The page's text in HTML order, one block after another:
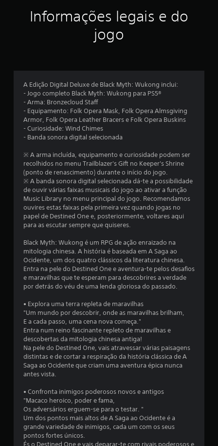
a
.
1
s
t
r
e
s
(
e
m
m
Informações legais e do
jogo
A Edição Digital Deluxe de Black Myth: Wukong inclui:
- Jogo completo Black Myth: Wukong para PS5®
- Arma: Bronzecloud Staff
- Equipamento: Folk Opera Mask, Folk Opera Almsgiving
Armor, Folk Opera Leather Bracers e Folk Opera Buskins
- Curiosidade: Wind Chimes
- Banda sonora digital selecionada
※ A arma incluída, equipamento e curiosidade podem ser
recolhidos no menu Trailblazer's Gift no Keeper's Shrine
(ponto de renascimento) durante o início do jogo.
※ A banda sonora digital selecionada dá-te a possibilidade
de ouvir várias faixas musicais do jogo ao ativar a função
Music Library no menu principal do jogo. Recomendamos
ouvires estas faixas pela primeira vez quando jogas no
papel de Destined One e, posteriormente, voltares aqui
para as escutar sempre que quiseres.
Black Myth: Wukong é um RPG de ação enraizado na
mitologia chinesa. A história é baseada em A Saga ao
Ocidente, um dos quatro clássicos da literatura chinesa.
Entra na pele do Destined One e aventura-te pelos desafios
e maravilhas que te esperam para descobrires a verdade
por detrás do véu de uma lenda gloriosa do passado.
• Explora uma terra repleta de maravilhas
"Um mundo por descobrir, onde as maravilhas brilham,
E a cada passo, uma cena nova começa."
Entra num reino fascinante repleto de maravilhas e
descobertas da mitologia chinesa antiga!
Na pele do Destined One, vais atravessar várias paisagens
distintas e de cortar a respiração da história clássica de A
Saga ao Ocidente que criam uma aventura épica nunca
antes vista.
• Confronta inimigos poderosos novos e antigos
"Macaco heroico, poder e fama,
Os adversários erguem-se para o testar. "
Um dos pontos mais altos de A Saga ao Ocidente é a
grande variedade de inimigos, cada um com os seus
pontos fortes únicos.
És o Destined One e vais deparar-te com rivais poderosos e